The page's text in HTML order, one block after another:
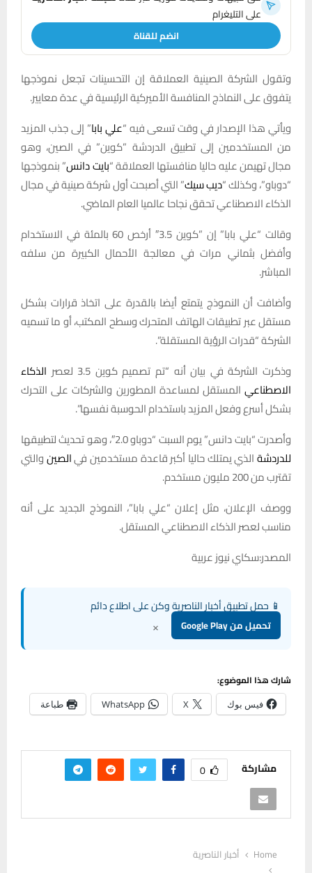
على التليغرام
انضم للقناة
وتقول الشركة الصينية العملاقة إن التحسينات تجعل نموذجها
يتفوق على النماذج المنافسة الأميركية الرئيسية في عدة معايير.
ويأتي هذا الإصدار في وقت ‌تسعى فيه “علي بابا” إلى جذب المزيد
من المستخدمين إلى تطبيق الدردشة ‌”كوين” في ‌الصين، وهو
مجال تهيمن عليه حاليا منافستها العملاقة “بايت دانس” بنموذجها
“دوباو”، وكذلك “ديب سيك” التي أصبحت أول شركة صينية في مجال
الذكاء الاصطناعي تحقق ‌نجاحا عالميا العام الماضي.
وقالت “علي ‌بابا” إن ⁠”كوين 3.5″ أرخص 60 بالمئة في الاستخدام
وأفضل بثماني مرات في معالجة الأحمال الكبيرة من سلفه
المباشر.
وأضافت ⁠أن النموذج يتمتع ‌أيضا بالقدرة على اتخاذ قرارات بشكل
مستقل ⁠عبر تطبيقات الهاتف المتحرك وسطح المكتب، أو ما ⁠تسميه
الشركة “قدرات الرؤية المستقلة”.
وذكرت الشركة في بيان أنه “تم تصميم كوين 3.5 لعصر ⁠
الذكاء
الاصطناعي المستقل لمساعدة المطورين والشركات على التحرك
بشكل أسرع وفعل المزيد باستخدام الحوسبة نفسها”.
وأصدرت “بايت دانس” يوم السبت “دوباو 2.0″، وهو تحديث لتطبيقها
للدردشةالذي يمتلك حاليا أكبر قاعدة مستخدمين فيالصينوالتي
تقترب من 200 مليون مستخدم.
ووصف الإعلان، مثل ‌إعلان “علي بابا”، النموذج الجديد على أنه
مناسب لعصر الذكاء الاصطناعي المستقل.
المصدر:سكاي نيوز عربية
📱 حمل تطبيق أخبار الناصرية وكن على اطلاع دائم
تحميل من Google Play ×
شارك هذا الموضوع:
فيس بوك X
WhatsApp طباعة
مشاركة 0
Home
أخبار الناصرية